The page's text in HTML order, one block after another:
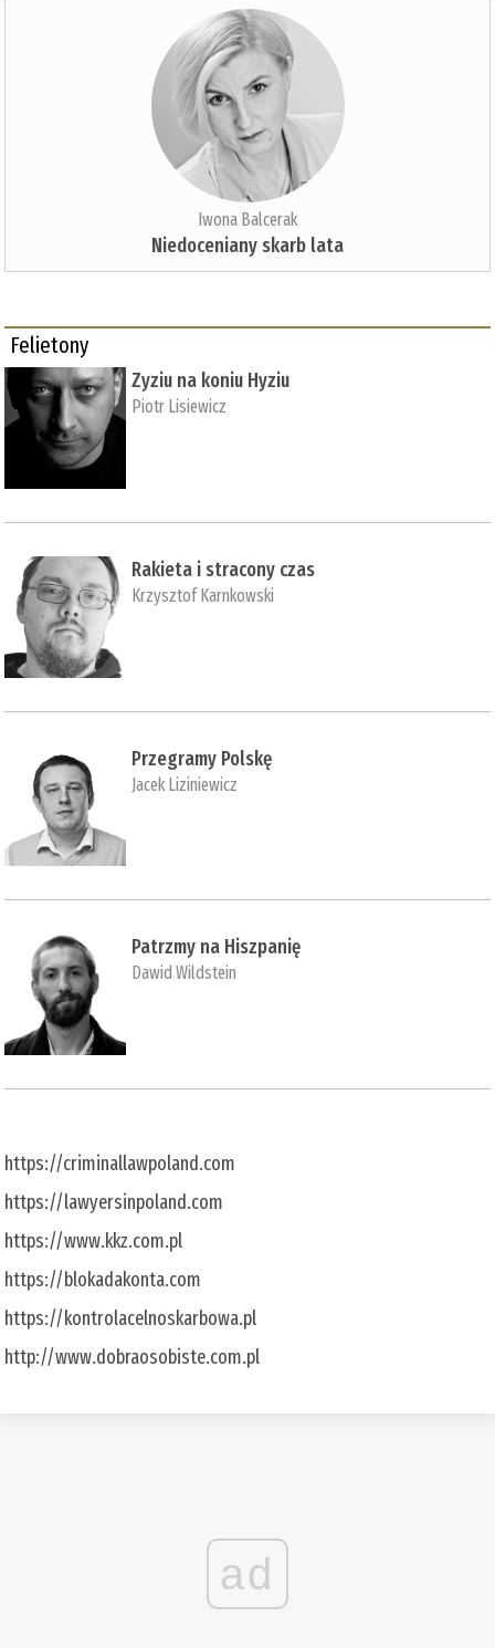
Iwona Balcerak
Niedoceniany skarb lata
Felietony
Zyziu na koniu Hyziu
Piotr Lisiewicz
Rakieta i stracony czas
Krzysztof Karnkowski
Przegramy Polskę
Jacek Liziniewicz
Patrzmy na Hiszpanię
Dawid Wildstein
https://criminallawpoland.com
https://lawyersinpoland.com
https://www.kkz.com.pl
https://blokadakonta.com
https://kontrolacelnoskarbowa.pl
http://www.dobraosobiste.com.pl
ad